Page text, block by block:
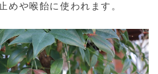
めや喉飴に使われます。